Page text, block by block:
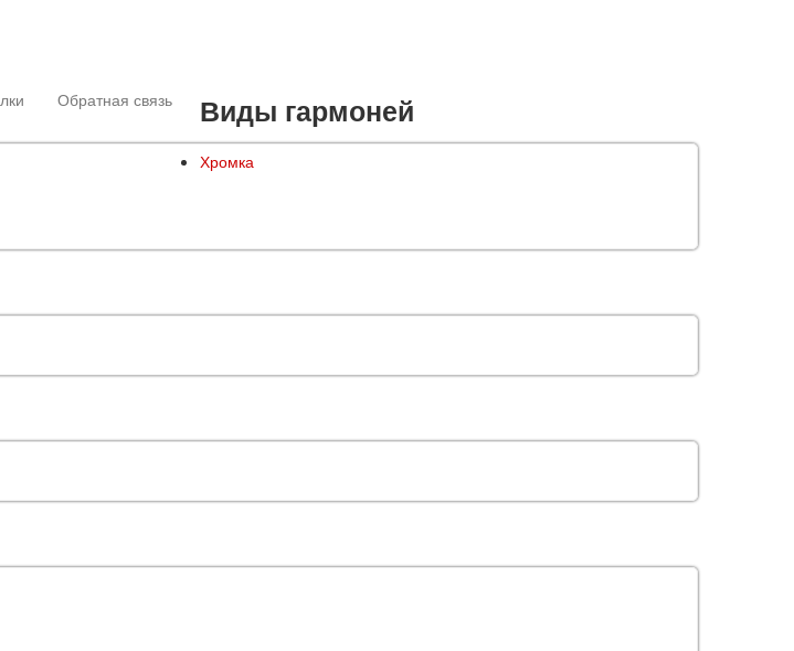
Обратная связь Виды гармоней
Хромка